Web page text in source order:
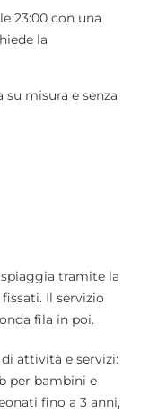
23:00 con una
la
misura e senza
tramite la
Il servizio
fila in poi.
attività e servizi:
per bambini e
fino a 3 anni,